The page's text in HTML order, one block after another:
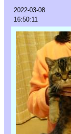
2022-03-08
16:50:11